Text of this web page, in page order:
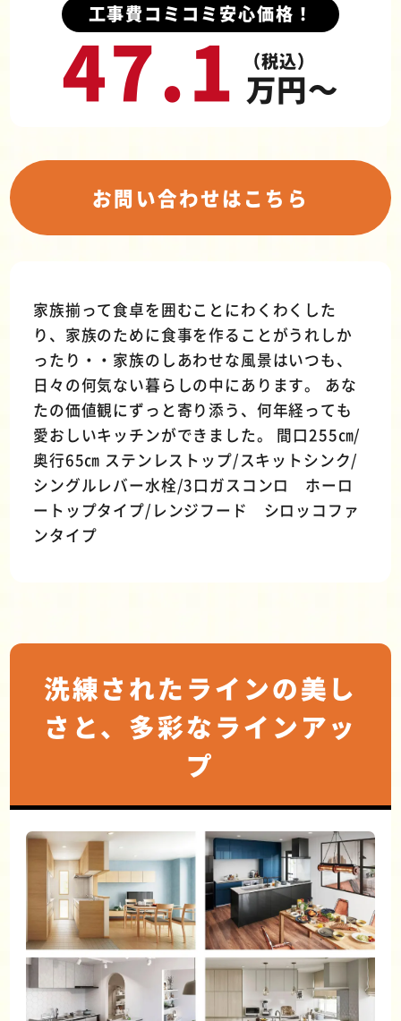
工事費コミコミ安心価格！
47.1 （税込）
万円～
お問い合わせはこちら
家族揃って食卓を囲むことにわくわくした
り、家族のために食事を作ることがうれしか
ったり・・家族のしあわせな風景はいつも、
日々の何気ない暮らしの中にあります。 あな
たの価値観にずっと寄り添う、何年経っても
愛おしいキッチンができました。 間口255㎝/
奥行65㎝ ステンレストップ/スキットシンク/
シングルレバー水栓/3口ガスコンロ ホーロ
ートップタイプ/レンジフード シロッコファ
ンタイプ
洗練されたラインの美し
さと、多彩なラインアッ
プ